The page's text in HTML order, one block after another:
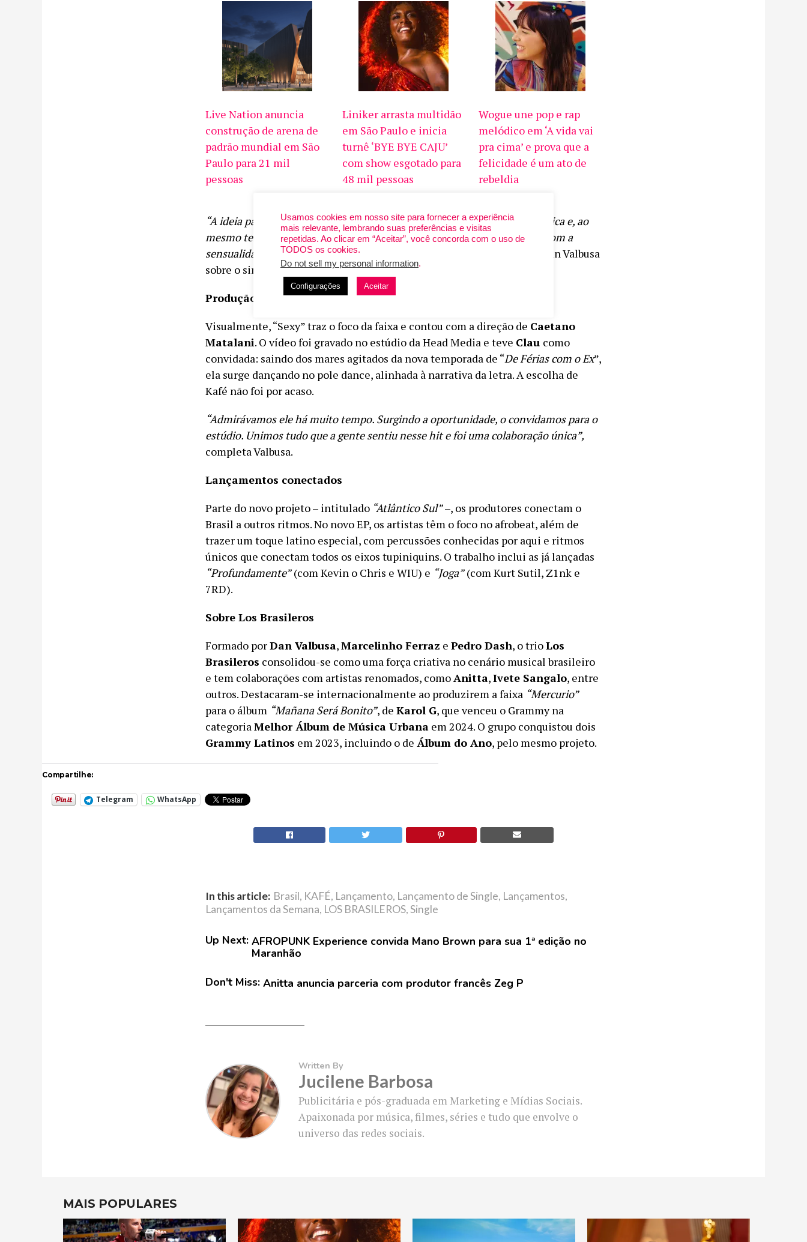
Live Nation anuncia
construção de arena de
padrão mundial em São
Paulo para 21 mil
pessoas
Liniker arrasta multidão
em São Paulo e inicia
turnê ‘BYE BYE CAJU’
com show esgotado para
48 mil pessoas
Wogue une pop e rap
melódico em ‘A vida vai
pra cima’ e prova que a
felicidade é um ato de
rebeldia
“A ideia para a música foi criar uma atmosfera que fosse envolvente, rítmica e, ao
mesmo tempo, sofisticada. Misturamos a energia dançante do afrobeat com a
sensualidade dos sintetizadores do R&B. Assim criamos ‘Sexy’”,
conta Dan Valbusa
sobre o single que antecede o lançamento do novo EP do trio.
Produção
Visualmente, “Sexy” traz o foco da faixa e contou com a direção de Caetano
Matalani. O vídeo foi gravado no estúdio da Head Media e teve Clau como
convidada: saindo dos mares agitados da nova temporada de “De Férias com o Ex”,
ela surge dançando no pole dance, alinhada à narrativa da letra. A escolha de
Kafé não foi por acaso.
“Admirávamos ele há muito tempo. Surgindo a oportunidade, o convidamos para o
estúdio. Unimos tudo que a gente sentiu nesse hit e foi uma colaboração única”,
completa Valbusa.
Lançamentos conectados
Parte do novo projeto – intitulado “Atlântico Sul”–, os produtores conectam o
Brasil a outros ritmos. No novo EP, os artistas têm o foco no afrobeat, além de
trazer um toque latino especial, com percussões conhecidas por aqui e ritmos
únicos que conectam todos os eixos tupiniquins. O trabalho inclui as já lançadas
“Profundamente”(com Kevin o Chris e WIU) e “Joga”(com Kurt Sutil, Z1nk e
7RD).
Sobre Los Brasileros
Formado porDan Valbusa,Marcelinho Ferraz e Pedro Dash, o trioLos
Brasileros consolidou-se como uma força criativa no cenário musical brasileiro
e tem colaborações com artistas renomados, como Anitta,Ivete Sangalo, entre
outros. Destacaram-se internacionalmente ao produzirem a faixa “Mercurio”
para o álbum “Mañana Será Bonito”, de Karol G, que venceu o Grammy na
categoria Melhor Álbum de Música Urbana em 2024. O grupo conquistou dois
Grammy Latinos em 2023, incluindo o de Álbum do Ano, pelo mesmo projeto.
Compartilhe:
Telegram WhatsApp
In this article: Brasil, KAFÉ, Lançamento, Lançamento de Single, Lançamentos,
Lançamentos da Semana, LOS BRASILEROS,Single
Up Next: AFROPUNK Experience convida Mano Brown para sua 1ª edição no
Maranhão
Don't Miss: Anitta anuncia parceria com produtor francês Zeg P
Written By
Jucilene Barbosa
Publicitária e pós-graduada em Marketing e Mídias Sociais.
Apaixonada por música, filmes, séries e tudo que envolve o
universo das redes sociais.
MAIS POPULARES
Usamos cookies em nosso site para fornecer a experiência
mais relevante, lembrando suas preferências e visitas
repetidas. Ao clicar em “Aceitar”, você concorda com o uso de
TODOS os cookies.
Do not sell my personal information.
Configurações Aceitar